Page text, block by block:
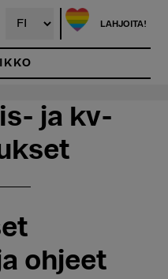
LAHJOITA!
ja kv-
ohjeet